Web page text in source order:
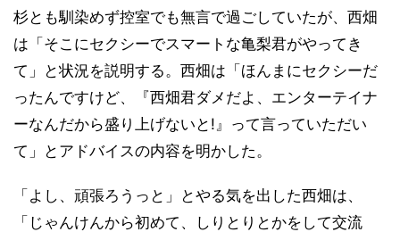
杉とも馴染めず控室でも無言で過ごしていたが、西畑
は「そこにセクシーでスマートな亀梨君がやってき
て」と状況を説明する。西畑は「ほんまにセクシーだ
ったんですけど、『西畑君ダメだよ、エンターテイナ
ーなんだから盛り上げないと!』って言っていただい
て」とアドバイスの内容を明かした。
「よし、頑張ろうっと」とやる気を出した西畑は、
「じゃんけんから初めて、しりとりとかをして交流